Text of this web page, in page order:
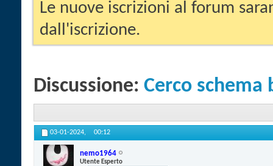
Le nuove iscrizioni al forum
dall'iscrizione.
Discussione: Cerco
03-01-2024, 00:12
nemo1964
Utente Esperto